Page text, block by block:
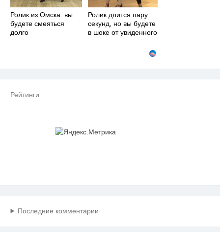
Ролик из Омска: вы
будете смеяться
долго
Ролик длится пару
секунд, но вы будете
в шоке от увиденного
Рейтинги
Последние комментарии